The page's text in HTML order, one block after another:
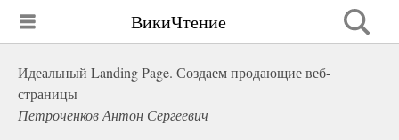
ВикиЧтение
Идеальный Landing Page. Создаем продающие веб-
страницы
Петроченков Антон Сергеевич